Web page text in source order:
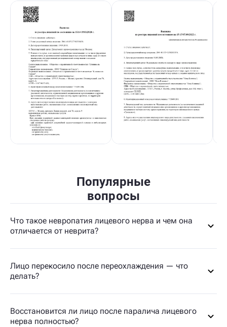
Популярные
вопросы
Что такое невропатия лицевого нерва и чем она
отличается от неврита?
Лицо перекосило после переохлаждения — что
делать?
Восстановится ли лицо после паралича лицевого
нерва полностью?